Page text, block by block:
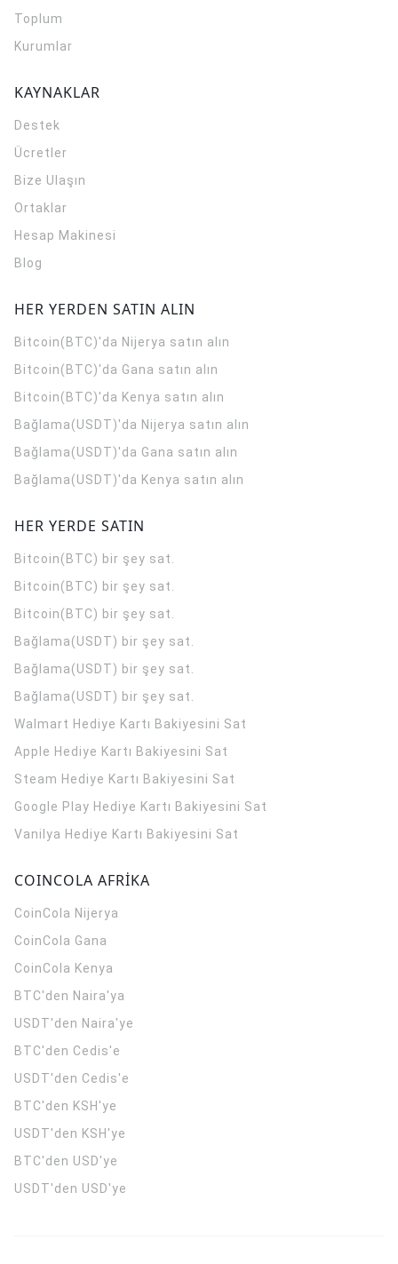
Toplum
Kurumlar
KAYNAKLAR
Destek
Ücretler
Bize Ulaşın
Ortaklar
Hesap Makinesi
Blog
HER YERDEN SATIN ALIN
Bitcoin(BTC)'da Nijerya satın alın
Bitcoin(BTC)'da Gana satın alın
Bitcoin(BTC)'da Kenya satın alın
Bağlama(USDT)'da Nijerya satın alın
Bağlama(USDT)'da Gana satın alın
Bağlama(USDT)'da Kenya satın alın
HER YERDE SATIN
Bitcoin(BTC) bir şey sat.
Bitcoin(BTC) bir şey sat.
Bitcoin(BTC) bir şey sat.
Bağlama(USDT) bir şey sat.
Bağlama(USDT) bir şey sat.
Bağlama(USDT) bir şey sat.
Walmart Hediye Kartı Bakiyesini Sat
Apple Hediye Kartı Bakiyesini Sat
Steam Hediye Kartı Bakiyesini Sat
Google Play Hediye Kartı Bakiyesini Sat
Vanilya Hediye Kartı Bakiyesini Sat
COINCOLA AFRİKA
CoinCola Nijerya
CoinCola Gana
CoinCola Kenya
BTC'den Naira'ya
USDT'den Naira'ye
BTC'den Cedis'e
USDT'den Cedis'e
BTC'den KSH'ye
USDT'den KSH'ye
BTC'den USD'ye
USDT'den USD'ye